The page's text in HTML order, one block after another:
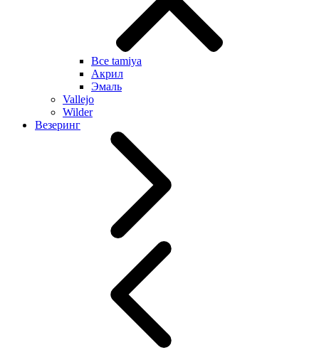
Все tamiya
Акрил
Эмаль
Vallejo
Wilder
Везеринг